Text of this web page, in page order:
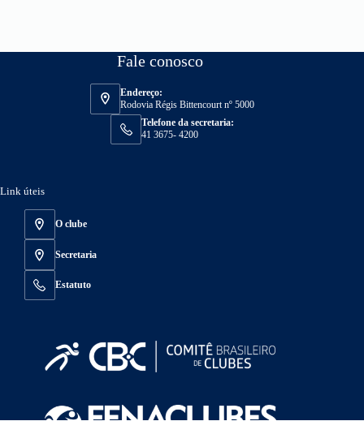
Fale conosco
Endereço:
Rodovia Régis Bittencourt nº 5000
Telefone da secretaria:
41 3675- 4200
Link úteis
O clube
Secretaria
Estatuto